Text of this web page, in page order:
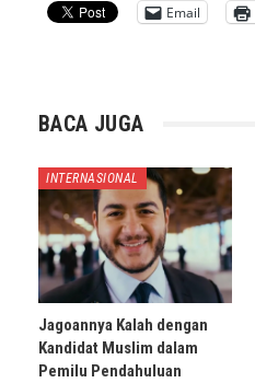
Email
BACA JUGA
INTERNASIONAL
Jagoannya Kalah dengan
Kandidat Muslim dalam
Pemilu Pendahuluan